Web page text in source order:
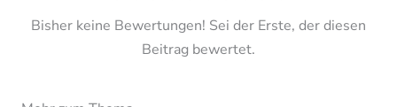
Bisher keine Bewertungen! Sei der Erste, der diesen
Beitrag bewertet.